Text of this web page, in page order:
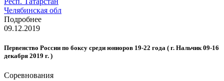
Челябинская обл
Подробнее
09.12.2019
Первенство России по боксу среди юниоров 19-22 года ( г. Нальчик 09-16
декабря 2019 г. )
Соревнования